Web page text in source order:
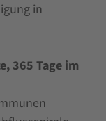
in
365 Tage im